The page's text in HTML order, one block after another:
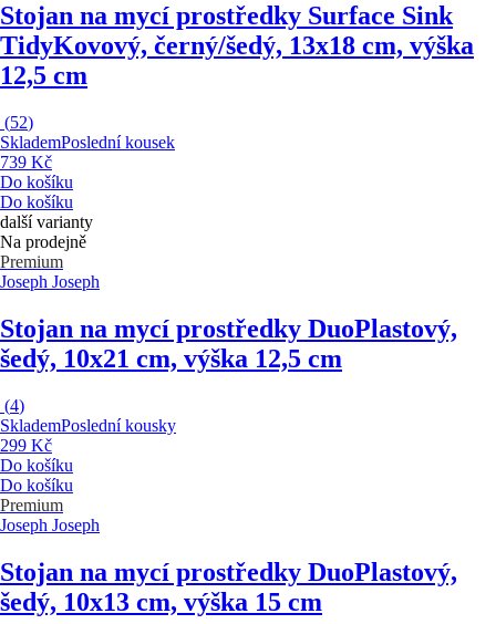
Stojan na mycí prostředky Surface Sink
TidyKovový, černý/šedý, 13x18 cm, výška
12,5 cm
(52)
SklademPoslední kousek
739 Kč
Do košíku
Do košíku
další varianty
Na prodejně
Premium
Joseph Joseph
Stojan na mycí prostředky DuoPlastový,
šedý, 10x21 cm, výška 12,5 cm
(4)
SklademPoslední kousky
299 Kč
Do košíku
Do košíku
Premium
Joseph Joseph
Stojan na mycí prostředky DuoPlastový,
šedý, 10x13 cm, výška 15 cm